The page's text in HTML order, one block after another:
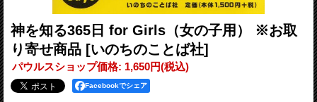
神を知る365日 for Girls（女の子用） ※お取
り寄せ商品 [いのちのことば社]
パウルスショップ価格: 1,650円(税込)
Facebookでシェア